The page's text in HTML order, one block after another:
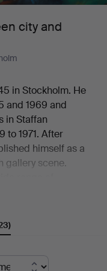
city and
in Stockholm. He
and 1969 and
in Staffan
to 1971. After
himself as a
gallery scene.
Säfstaholms
33, Litografiska
Aix,